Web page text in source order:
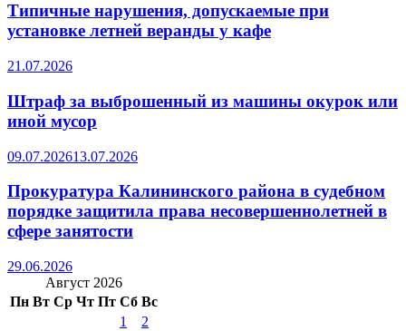
Типичные нарушения, допускаемые при
установке летней веранды у кафе
21.07.2026
Штраф за выброшенный из машины окурок или
иной мусор
09.07.202613.07.2026
Прокуратура Калининского района в судебном
порядке защитила права несовершеннолетней в
сфере занятости
29.06.2026
Август 2026
Пн Вт Ср Чт Пт Сб Вс
1
2